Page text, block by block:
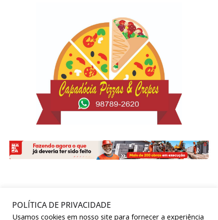
Copyright © 2025Maricá Total. Todos os direitos
POLÍTICA DE PRIVACIDADE
Usamos cookies em nosso site para fornecer a experiência